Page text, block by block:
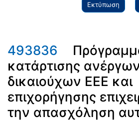
Εκτύπωση
493836
κατάρτισης ανέργων
δικαιούχων ΕΕΕ και
επιχορήγησης
την απασχόληση